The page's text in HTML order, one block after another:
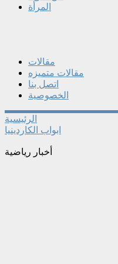
المرأة
مقالات
مقالات متميزه
اتصل بنا
الخصوصية
الرئيسية
ابواب الكاردينيا
أخبار رياضية